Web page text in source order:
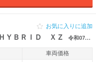
ＢＲＩＤ ＸＺ 令和07年（2025年） 258km 北海道函館市
お気に入りに追加
車両価格